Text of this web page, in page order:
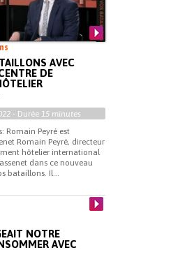
AVEC
DE
- Durée 15 minutes
Romain Peyré est
Romain Peyré, directeur
hôtelier international
dans ce nouveau
bataillons. Il...
NOTRE
AVEC